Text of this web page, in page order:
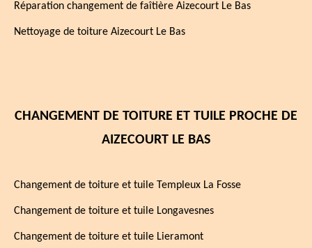
Réparation changement de faîtière Aizecourt Le Bas
Nettoyage de toiture Aizecourt Le Bas
CHANGEMENT DE TOITURE ET TUILE PROCHE DE
AIZECOURT LE BAS
Changement de toiture et tuile Templeux La Fosse
Changement de toiture et tuile Longavesnes
Changement de toiture et tuile Lieramont